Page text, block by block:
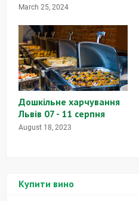
March 25, 2024
Дошкільне харчування
Львів 07 - 11 серпня
August 18, 2023
Купити вино